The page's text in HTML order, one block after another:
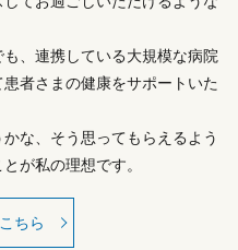
、連携している大規模な病院
者さまの健康をサポートいた
な、そう思ってもらえるよう
が私の理想です。
ちら